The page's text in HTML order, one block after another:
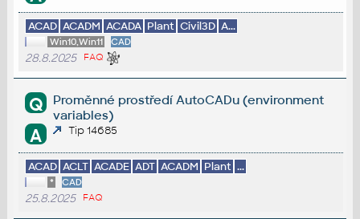
ACAD ACADM ACADA Plant Civil3D A...
Win10,Win11 CAD
28.8.2025 FAQ
Q
Proměnné prostředí AutoCADu (environment
variables)
A Tip 14685
ACAD ACLT ACADE ADT ACADM Plant ...
* CAD
25.8.2025 FAQ